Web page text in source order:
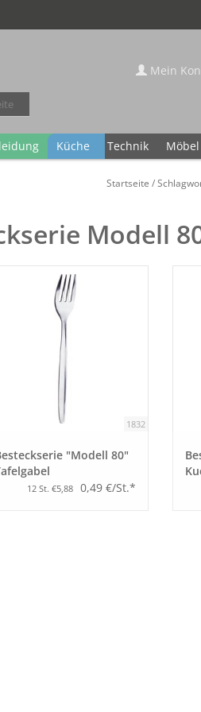
Küche Technik Möbel
Mein
Startseite /
Modell
1832
"Modell 80"
12 St. €5,88 0,49 €/St.*